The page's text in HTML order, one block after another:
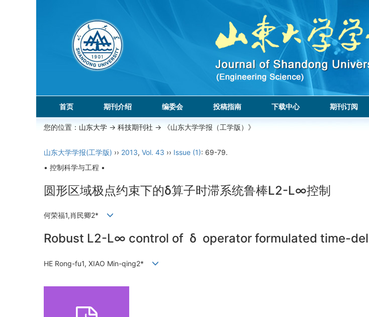
首页 期刊介绍 编委会 投稿指南 下载中心 期刊订阅
您的位置： 山东大学 -> 科技期刊社 -> 《山东大学学报（工学版）》
山东大学学报(工学版) ›› 2013, Vol. 43 ›› Issue (1): 69-79.
• 控制科学与工程 •
圆形区域极点约束下的δ算子时滞系统鲁棒L2-L∞控制
何荣福1,肖民卿2*
Robust L2-L∞ control of δ operator formulated time-
HE Rong-fu1, XIAO Min-qing2*